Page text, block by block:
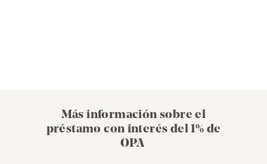
Más información sobre el
préstamo con interés del 1% de
OPA